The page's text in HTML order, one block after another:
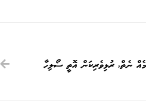
ނެތް, ރުޅިވެރިކަން އޮތީ ސޯލިހާ